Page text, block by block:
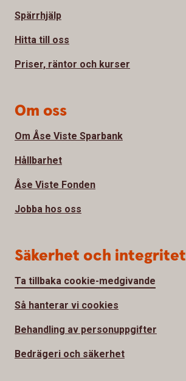
Spärrhjälp
Hitta till oss
Priser, räntor och kurser
Om oss
Om Åse Viste Sparbank
Hållbarhet
Åse Viste Fonden
Jobba hos oss
Säkerhet och integritet
Ta tillbaka cookie-medgivande
Så hanterar vi cookies
Behandling av personuppgifter
Bedrägeri och säkerhet